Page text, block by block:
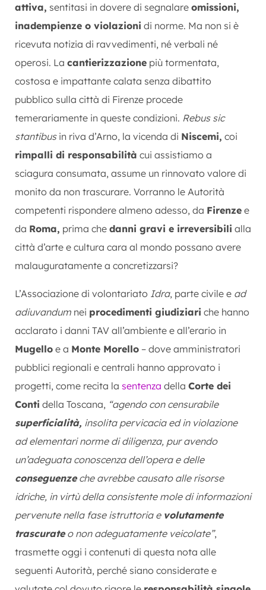
attiva, sentitasi in dovere di segnalare omissioni,
inadempienze o violazioni di norme. Ma non si è
ricevuta notizia di ravvedimenti, né verbali né
operosi. La cantierizzazione più tormentata,
costosa e impattante calata senza dibattito
pubblico sulla città di Firenze procede
temerariamente in queste condizioni. Rebus sic
stantibusin riva d’Arno, la vicenda di Niscemi, coi
rimpalli di responsabilità cui assistiamo a
sciagura consumata, assume un rinnovato valore di
monito da non trascurare. Vorranno le Autorità
competenti rispondere almeno adesso, da Firenze e
da Roma, prima che danni gravi e irreversibili alla
città d’arte e cultura cara al mondo possano avere
malauguratamente a concretizzarsi?
L’Associazione di volontariato Idra, parte civile e ad
adiuvandum nei procedimenti giudiziari che hanno
acclarato i danni TAV all’ambiente e all’erario in
Mugello e a Monte Morello – dove amministratori
pubblici regionali e centrali hanno approvato i
progetti, come recita la sentenza della Corte dei
Conti della Toscana, “agendo con censurabile
superficialità, insolita pervicacia ed in violazione
ad elementari norme di diligenza, pur avendo
un’adeguata conoscenza dell’opera e delle
conseguenzeche avrebbe causato alle risorse
idriche, in virtù della consistente mole di informazioni
pervenute nella fase istruttoria e volutamente
trascurateo non adeguatamente veicolate”,
trasmette oggi i contenuti di questa nota alle
seguenti Autorità, perché siano considerate e